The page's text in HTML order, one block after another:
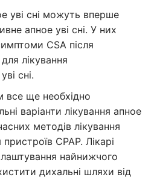
уві сні можуть вперше
апное уві сні. У них
CSA після
лікування
сні.
все ще необхідно
варіанти лікування апное
методів лікування
CPAP. Лікарі
найнижчого
дихальні шляхи від